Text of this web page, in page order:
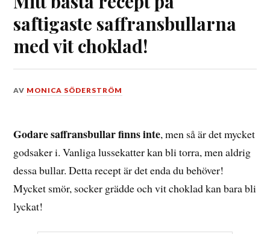
saftigaste saffransbullarna
med vit choklad!
DEN
2022
AV MONICA SÖDERSTRÖM
Godare saffransbullar finns inte, men så är det mycket
godsaker i. Vanliga lussekatter kan bli torra, men aldrig
dessa bullar. Detta recept är det enda du behöver!
Mycket smör, socker grädde och vit choklad kan bara bli
lyckat!